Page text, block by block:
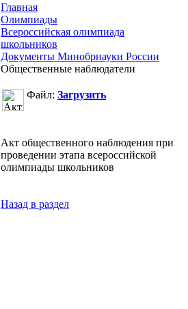
Главная
Олимпиады
Всероссийская олимпиада
школьников
Документы Минобрнауки России
Общественные наблюдатели
Файл: Загрузить
Акт общественного наблюдения при
проведении этапа всероссийской
олимпиады школьников
Назад в раздел